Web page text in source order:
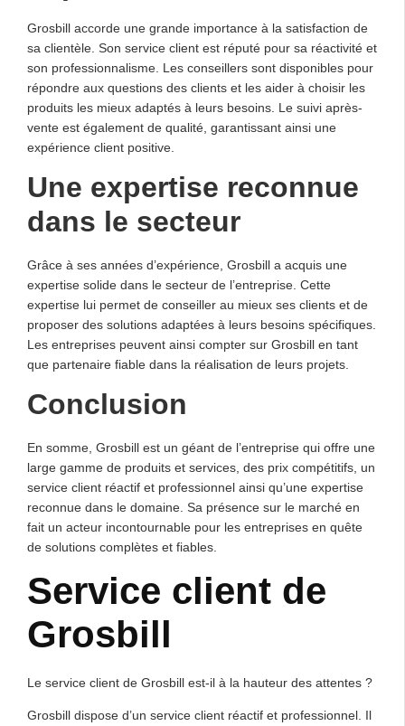
Grosbill accorde une grande importance à la satisfaction de
sa clientèle. Son service client est réputé pour sa réactivité et
son professionnalisme. Les conseillers sont disponibles pour
répondre aux questions des clients et les aider à choisir les
produits les mieux adaptés à leurs besoins. Le suivi après-
vente est également de qualité, garantissant ainsi une
expérience client positive.
Une expertise reconnue
dans le secteur
Grâce à ses années d’expérience, Grosbill a acquis une
expertise solide dans le secteur de l’entreprise. Cette
expertise lui permet de conseiller au mieux ses clients et de
proposer des solutions adaptées à leurs besoins spécifiques.
Les entreprises peuvent ainsi compter sur Grosbill en tant
que partenaire fiable dans la réalisation de leurs projets.
Conclusion
En somme, Grosbill est un géant de l’entreprise qui offre une
large gamme de produits et services, des prix compétitifs, un
service client réactif et professionnel ainsi qu’une expertise
reconnue dans le domaine. Sa présence sur le marché en
fait un acteur incontournable pour les entreprises en quête
de solutions complètes et fiables.
Service client de
Grosbill
Le service client de Grosbill est-il à la hauteur des attentes ?
Grosbill dispose d’un service client réactif et professionnel. Il